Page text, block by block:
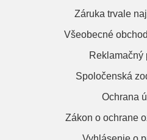
Záruka trvale
Všeobecné
Reklamačný
Spoločenská
Ochrana
Zákon o ochrane